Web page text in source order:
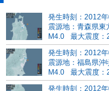
発生時刻：2012
震源地：青森県東
M4.0
最大震度：
発生時刻：2012
震源地：福島県沖
M4.0
最大震度：
発生時刻：2012